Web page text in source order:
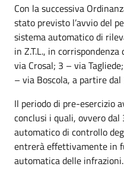
Con la successiva
stato previsto l’avvio del
sistema automatico di
in Z.T.L., in
via Crosal; 3 – via
– via Boscola, a partire
Il periodo di pre-esercizio
conclusi i quali, ovvero
automatico di controllo
entrerà effettivamente in
automatica delle infrazioni.